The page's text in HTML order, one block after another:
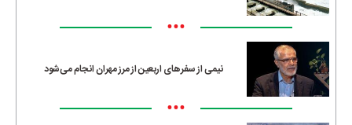
•••
نیمی از سفرهای اربعین از مرز مهران انجام می‌شود
•••